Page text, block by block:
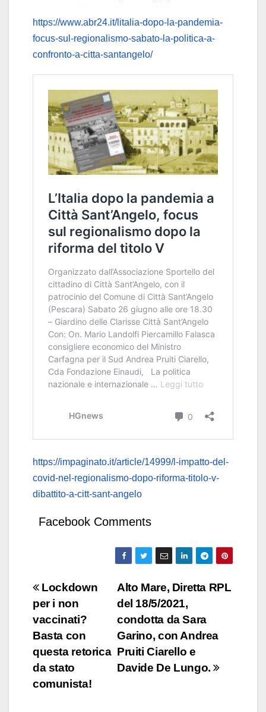
https://www.abr24.it/litalia-dopo-la-pandemia-
focus-sul-regionalismo-sabato-la-politica-a-
confronto-a-citta-santangelo/
https://impaginato.it/article/14999/l-impatto-del-
covid-nel-regionalismo-dopo-riforma-titolo-v-
dibattito-a-citt-sant-angelo
Facebook Comments
Navigazione
articoli
Alto Mare, Diretta RPL
del 18/5/2021,
condotta da Sara
Garino, con Andrea
Pruiti Ciarello e
Davide De Lungo.
Lockdown
per i non
vaccinati?
Basta con
questa retorica
da stato
comunista!